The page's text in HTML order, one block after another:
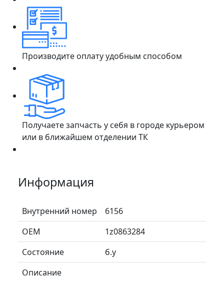
Производите оплату удобным способом
Получаете запчасть у себя в городе курьером
или в ближайшем отделении ТК
Информация
Внутренний номер
6156
ОЕМ
1z0863284
Состояние
б.у
Описание